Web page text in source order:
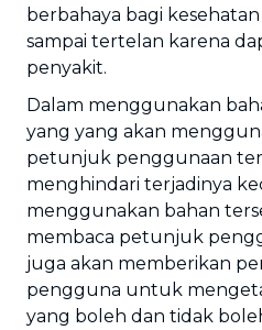
berbahaya bagi
sampai tertelan karena
penyakit.
Dalam menggunakan
yang yang akan
petunjuk penggunaan
menghindari terjadinya
menggunakan bahan
membaca petunjuk
juga akan memberikan
pengguna untuk
yang boleh dan tidak